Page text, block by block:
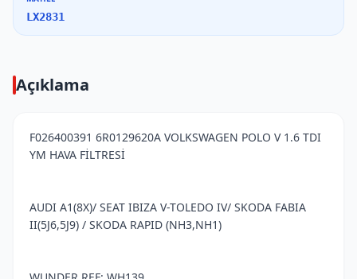
LX2831
Açıklama
F026400391 6R0129620A VOLKSWAGEN POLO V 1.6 TDI
YM HAVA FİLTRESİ
AUDI A1(8X)/ SEAT IBIZA V-TOLEDO IV/ SKODA FABIA
II(5J6,5J9) / SKODA RAPID (NH3,NH1)